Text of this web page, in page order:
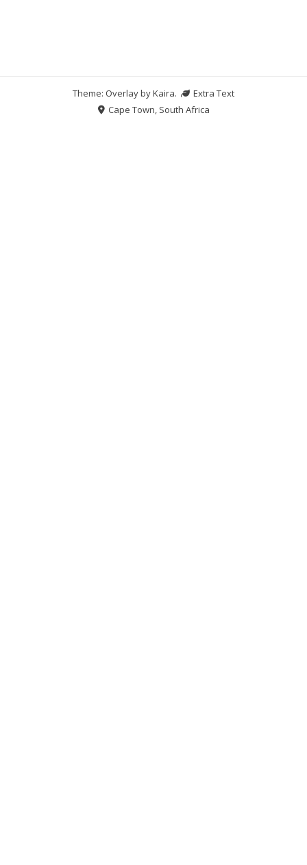
Theme: Overlay byKaira.
Extra Text
Cape Town, South Africa